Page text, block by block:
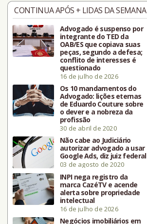
CONTINUA APÓS + LIDAS DA SEMANA
Advogado é suspenso por
integrante do TED da
OAB/ES que copiava suas
peças, segundo a defesa;
conflito de interesses é
questionado
16 de julho de 2026
Os 10 mandamentos do
Advogado: lições eternas
de Eduardo Couture sobre
o dever e a nobreza da
profissão
30 de abril de 2020
Não cabe ao Judiciário
autorizar advogado a usar
Google Ads, diz juiz federal
03 de agosto de 2020
INPI nega registro da
marca CazéTV e acende
alerta sobre propriedade
intelectual
16 de julho de 2026
Negócios imobiliários em